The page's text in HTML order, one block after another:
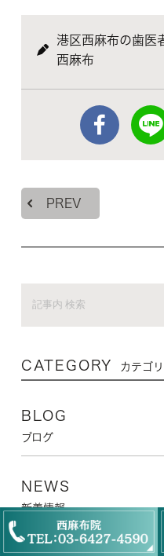
港区西麻布の歯医
西麻布
PREV
CATEGORY カテゴ
BLOG
ブログ
NEWS
新着情報